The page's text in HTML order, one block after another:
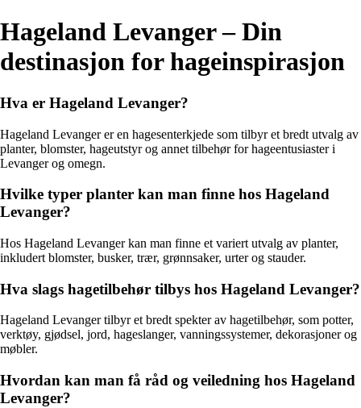
Hageland Levanger – Din
destinasjon for hageinspirasjon
Hva er Hageland Levanger?
Hageland Levanger er en hagesenterkjede som tilbyr et bredt utvalg av
planter, blomster, hageutstyr og annet tilbehør for hageentusiaster i
Levanger og omegn.
Hvilke typer planter kan man finne hos Hageland
Levanger?
Hos Hageland Levanger kan man finne et variert utvalg av planter,
inkludert blomster, busker, trær, grønnsaker, urter og stauder.
Hva slags hagetilbehør tilbys hos Hageland Levanger?
Hageland Levanger tilbyr et bredt spekter av hagetilbehør, som potter,
verktøy, gjødsel, jord, hageslanger, vanningssystemer, dekorasjoner og
møbler.
Hvordan kan man få råd og veiledning hos Hageland
Levanger?